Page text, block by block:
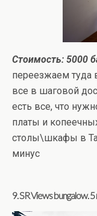
Стоимость: 5000
переезжаем туда
все в шаговой
есть все, что
платы и
столы\шкафы в
минус
9. SR Views